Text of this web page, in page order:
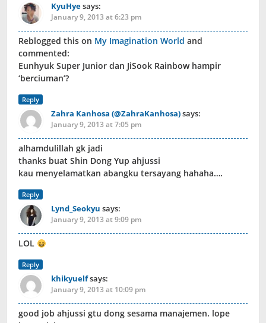
KyuHyesays:
January 9, 2013 at 6:23 pm
Reblogged this on My Imagination World and
commented:
Eunhyuk Super Junior dan JiSook Rainbow hampir
‘berciuman’?
Reply
Zahra Kanhosa (@ZahraKanhosa)says:
January 9, 2013 at 7:05 pm
alhamdulillah gk jadi
thanks buat Shin Dong Yup ahjussi
kau menyelamatkan abangku tersayang hahaha….
Reply
Lynd_Seokyu says:
January 9, 2013 at 9:09 pm
LOL
Reply
khikyuelfsays:
January 9, 2013 at 10:09 pm
good job ahjussi gtu dong sesama manajemen. lope